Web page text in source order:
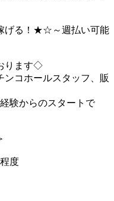
げる！★☆～週払い可能
ります◇
ンコホールスタッフ、販
験からのスタートで
度